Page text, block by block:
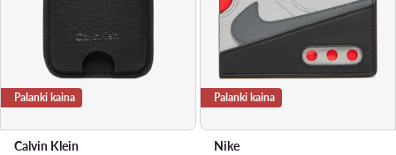
Palanki kaina
Calvin Klein
Palanki kaina
Nike